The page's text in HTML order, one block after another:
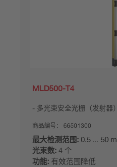
MLD500-T4
多光束安全光栅（发射器）
商品编号： 66501300
最大检测范围: 0.5 ... 50 m
光束数: 4 个
功能: 有效范围降低